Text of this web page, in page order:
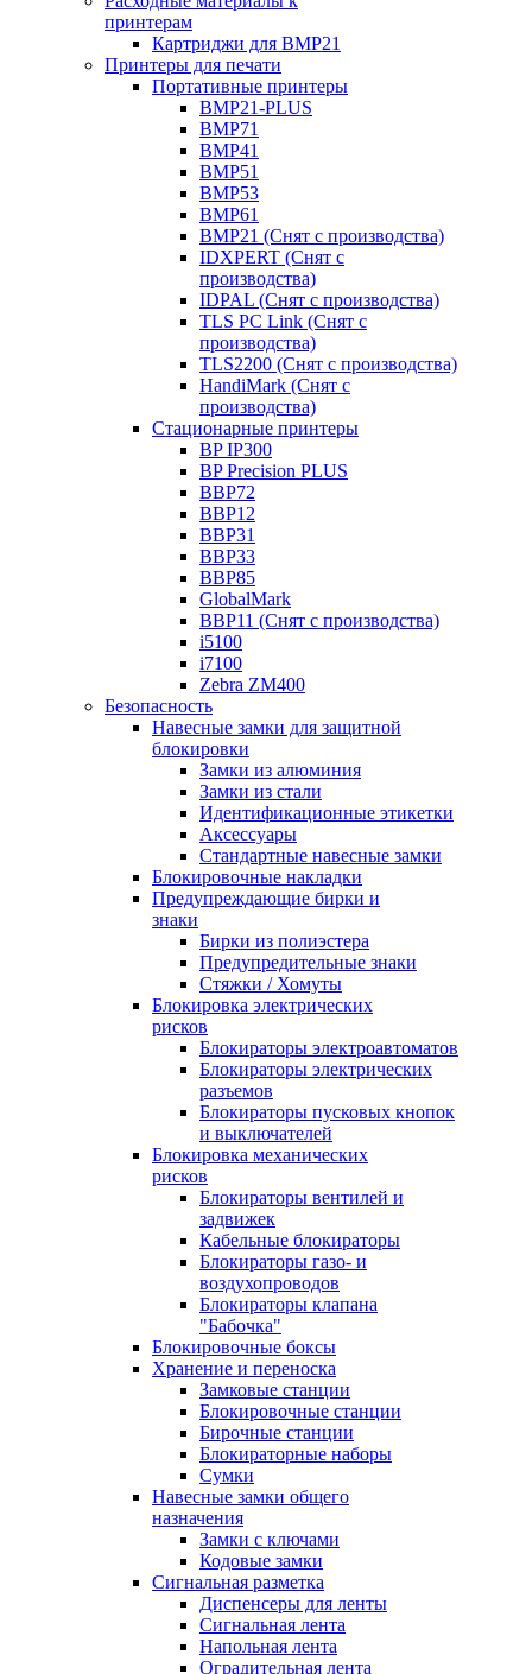
принтерам
Картриджи для BMP21
Принтеры для печати
Портативные принтеры
BMP21-PLUS
BMP71
BMP41
BMP51
BMP53
BMP61
BMP21 (Снят с производства)
IDXPERT (Снят с
производства)
IDPAL (Снят с производства)
TLS PC Link (Снят с
производства)
TLS2200 (Снят с производства)
HandiMark (Снят с
производства)
Стационарные принтеры
BP IP300
BP Precision PLUS
BBP72
BBP12
BBP31
BBP33
BBP85
GlobalMark
BBP11 (Снят с производства)
i5100
i7100
Zebra ZM400
Безопасность
Навесные замки для защитной
блокировки
Замки из алюминия
Замки из стали
Идентификационные этикетки
Аксессуары
Стандартные навесные замки
Блокировочные накладки
Предупреждающие бирки и
знаки
Бирки из полиэстера
Предупредительные знаки
Стяжки / Хомуты
Блокировка электрических
рисков
Блокираторы электроавтоматов
Блокираторы электрических
разъемов
Блокираторы пусковых кнопок
и выключателей
Блокировка механических
рисков
Блокираторы вентилей и
задвижек
Кабельные блокираторы
Блокираторы газо- и
воздухопроводов
Блокираторы клапана
"Бабочка"
Блокировочные боксы
Хранение и переноска
Замковые станции
Блокировочные станции
Бирочные станции
Блокираторные наборы
Сумки
Навесные замки общего
назначения
Замки с ключами
Кодовые замки
Сигнальная разметка
Диспенсеры для ленты
Сигнальная лента
Напольная лента
Оградительная лента